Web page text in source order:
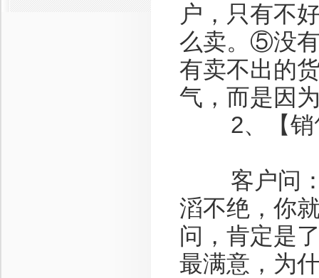
户，只有不
么卖。⑤没
有卖不出的
气，而是因
2、【销
客户问：
滔不绝，你
问，肯定是
最满意，为